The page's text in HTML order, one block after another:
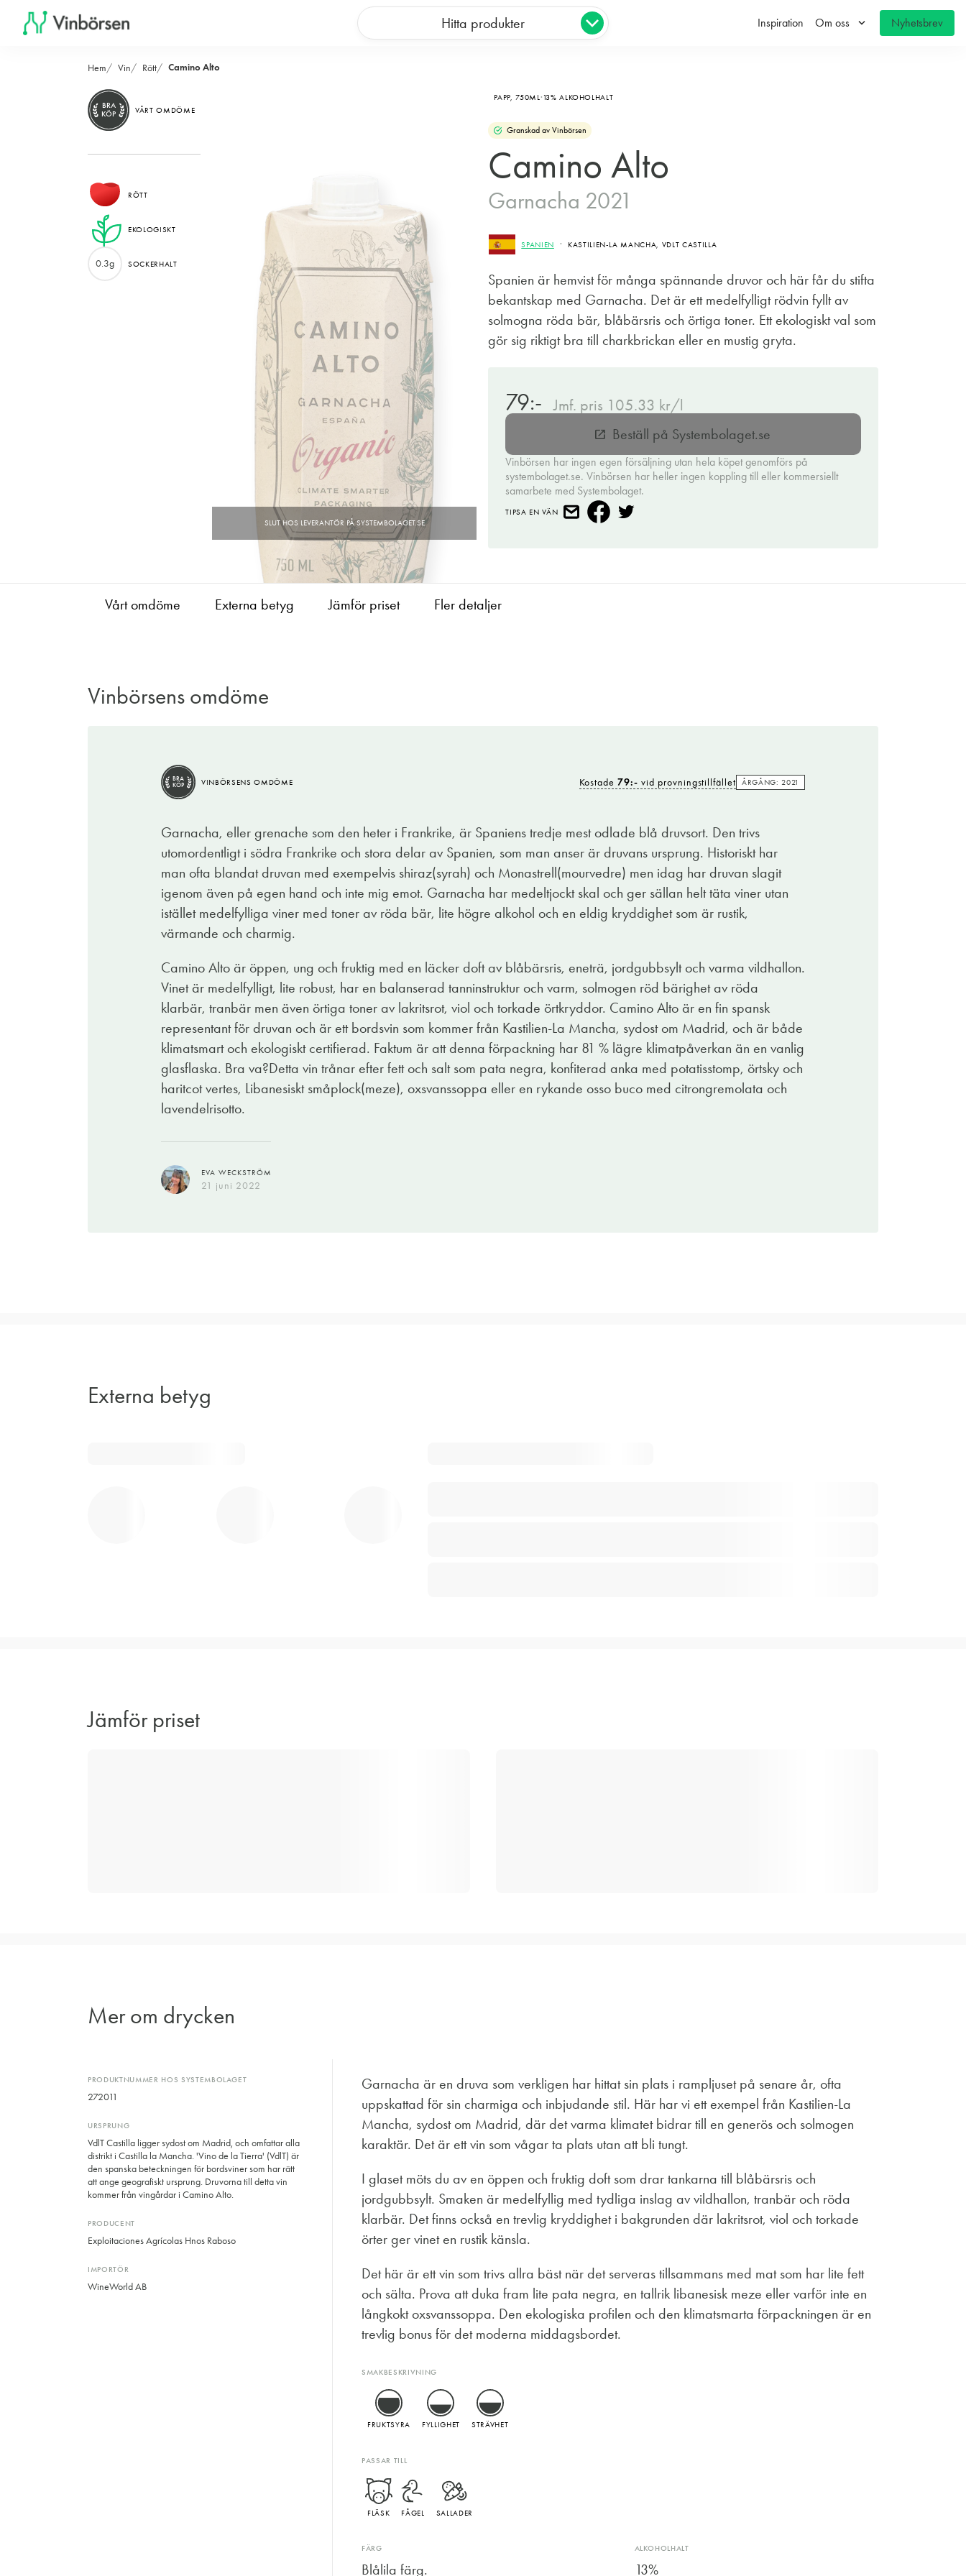
Hitta produkter Inspiration Om oss keyboard_arrow_down Nyhetsbrev
Hem Vin Rött Camino Alto
PAPP,750ML 13% ALKOHOLHALT
Granskad av Vinbörsen
Camino Alto
Garnacha 2021
SPANIEN KASTILIEN-LA MANCHA, VDLT CASTILLA
Spanien är hemvist för många spännande druvor och här får du stifta
bekantskap med Garnacha. Det är ett medelfylligt rödvin fyllt av
solmogna röda bär, blåbärsris och örtiga toner. Ett ekologiskt val som
gör sig riktigt bra till charkbrickan eller en mustig gryta.
BRA
KÖP
VÅRT OMDÖME
RÖTT
EKOLOGISKT
0.3g SOCKERHALT
79:- Jmf. pris 105.33 kr/l
open_in_new Beställ på Systembolaget.se
Vinbörsen har ingen egen försäljning utan hela köpet genomförs på
systembolaget.se. Vinbörsen har heller ingen koppling till eller kommersiellt
samarbete med Systembolaget.
TIPSA EN VÄN
Vårt omdöme Externa betyg Jämför priset Fler detaljer
Vinbörsens omdöme
BRA
KÖP
VINBÖRSENS OMDÖME Kostade79:- vid provningstillfället ÅRGÅNG: 2021
Garnacha, eller grenache som den heter i Frankrike, är Spaniens tredje mest odlade blå druvsort. Den trivs
utomordentligt i södra Frankrike och stora delar av Spanien, som man anser är druvans ursprung. Historiskt har
man ofta blandat druvan med exempelvis shiraz(syrah) och Monastrell(mourvedre) men idag har druvan slagit
igenom även på egen hand och inte mig emot. Garnacha har medeltjockt skal och ger sällan helt täta viner utan
istället medelfylliga viner med toner av röda bär, lite högre alkohol och en eldig kryddighet som är rustik,
värmande och charmig.
Camino Alto är öppen, ung och fruktig med en läcker doft av blåbärsris, eneträ, jordgubbsylt och varma vildhallon.
Vinet är medelfylligt, lite robust, har en balanserad tanninstruktur och varm, solmogen röd bärighet av röda
klarbär, tranbär men även örtiga toner av lakritsrot, viol och torkade örtkryddor. Camino Alto är en fin spansk
representant för druvan och är ett bordsvin som kommer från Kastilien-La Mancha, sydost om Madrid, och är både
klimatsmart och ekologiskt certifierad. Faktum är att denna förpackning har 81 % lägre klimatpåverkan än en vanlig
glasflaska. Bra va?Detta vin trånar efter fett och salt som pata negra, konfiterad anka med potatisstomp, örtsky och
haritcot vertes, Libanesiskt småplock(meze), oxsvanssoppa eller en rykande osso buco med citrongremolata och
lavendelrisotto.
EVA WECKSTRÖM
21 juni 2022
Externa betyg
Jämför priset
Mer om drycken
PRODUKTNUMMER HOS SYSTEMBOLAGET
272011
URSPRUNG
VdlT Castilla ligger sydost om Madrid, och omfattar alla
distrikt i Castilla la Mancha. 'Vino de la Tierra' (VdlT) är
den spanska beteckningen för bordsviner som har rätt
att ange geografiskt ursprung. Druvorna till detta vin
kommer från vingårdar i Camino Alto.
PRODUCENT
Exploitaciones Agrícolas Hnos Raboso
IMPORTÖR
WineWorld AB
Garnacha är en druva som verkligen har hittat sin plats i rampljuset på senare år, ofta
uppskattad för sin charmiga och inbjudande stil. Här har vi ett exempel från Kastilien-La
Mancha, sydost om Madrid, där det varma klimatet bidrar till en generös och solmogen
karaktär. Det är ett vin som vågar ta plats utan att bli tungt.
I glaset möts du av en öppen och fruktig doft som drar tankarna till blåbärsris och
jordgubbsylt. Smaken är medelfyllig med tydliga inslag av vildhallon, tranbär och röda
klarbär. Det finns också en trevlig kryddighet i bakgrunden där lakritsrot, viol och torkade
örter ger vinet en rustik känsla.
Det här är ett vin som trivs allra bäst när det serveras tillsammans med mat som har lite fett
och sälta. Prova att duka fram lite pata negra, en tallrik libanesisk meze eller varför inte en
långkokt oxsvanssoppa. Den ekologiska profilen och den klimatsmarta förpackningen är en
trevlig bonus för det moderna middagsbordet.
SMAKBESKRIVNING
FRUKTSYRA FYLLIGHET STRÄVHET
PASSAR TILL
FLÄSK FÅGEL SALLADER
FÄRG
Blålila färg.
ALKOHOLHALT
13%